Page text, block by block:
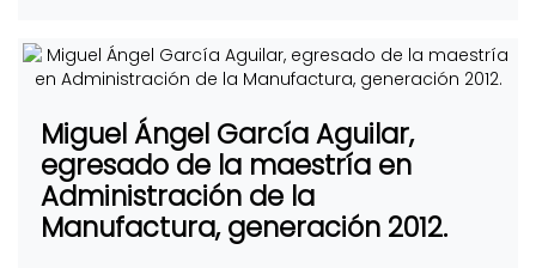
Miguel Ángel García Aguilar,
egresado de la maestría en
Administración de la
Manufactura, generación 2012.